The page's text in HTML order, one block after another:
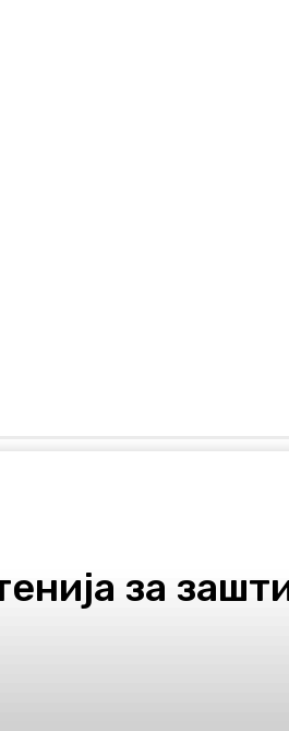
за